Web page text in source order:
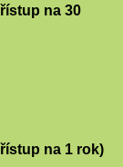
na 30
na 1 rok)